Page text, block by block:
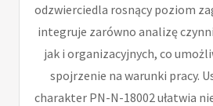
odzwierciedla rosnący poziom
integruje zarówno analizę
jak i organizacyjnych, co
spojrzenie na warunki pracy.
charakter PN-N-18002 ułatwia